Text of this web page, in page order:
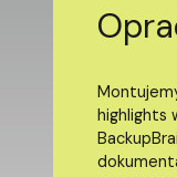
highlights